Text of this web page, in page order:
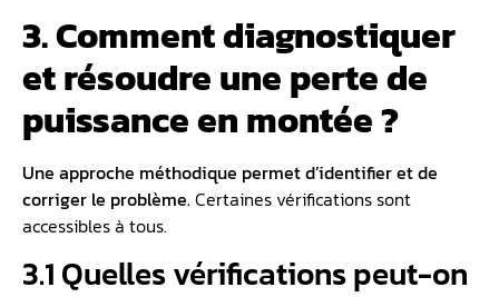
3. Comment diagnostiquer
et résoudre une perte de
puissance en montée ?
Une approche méthodique permet d’identifier et de
corriger le problème.Certaines vérifications sont
accessibles à tous.
3.1 Quelles vérifications peut-on